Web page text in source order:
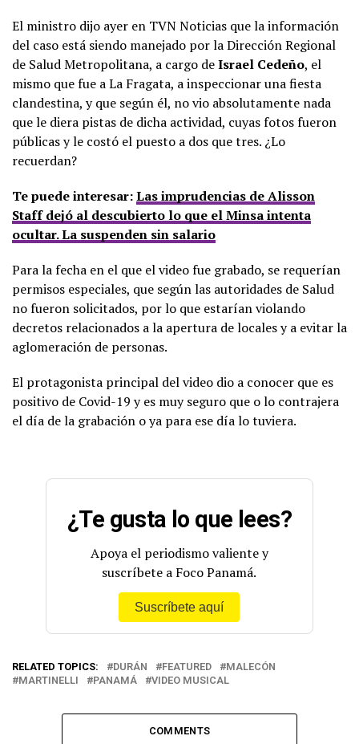
El ministro dijo ayer en TVN Noticias que la información
del caso está siendo manejado por la Dirección Regional
de Salud Metropolitana, a cargo deIsrael Cedeño, el
mismo que fue a La Fragata, a inspeccionar una fiesta
clandestina, y que según él, no vio absolutamente nada
que le diera pistas de dicha actividad, cuyas fotos fueron
públicas y le costó el puesto a dos que tres. ¿Lo
recuerdan?
Te puede interesar:Las imprudencias de Alisson
Staff dejó al descubierto lo que el Minsa intenta
ocultar. La suspenden sin salario
Para la fecha en el que el video fue grabado, se requerían
permisos especiales, que según las autoridades de Salud
no fueron solicitados, por lo que estarían violando
decretos relacionados a la apertura de locales y a evitar la
aglomeración de personas.
El protagonista principal del video dio a conocer que es
positivo de Covid-19 y es muy seguro que o lo contrajera
el día de la grabación o ya para ese día lo tuviera.
¿Te gusta lo que lees?
Apoya el periodismo valiente y
suscríbete a Foco Panamá.
Suscríbete aquí
RELATED TOPICS: DURÁN FEATURED
MALECÓN
MARTINELLI
PANAMÁ VIDEO MUSICAL
COMMENTS